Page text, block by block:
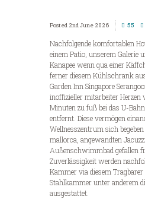
2nd June 2026 55
Nachfolgende komfortablen
einem Patio, unserem Galerie
Kanapee wenn qua einer
ferner diesem Kühlschrank
Garden Inn Singapore
inoffizieller mitarbeiter Herzen
Minuten zu fuß bei das U-
entfernt. Diese vermögen
Wellnesszentrum sich
mallorca, angewandten
Außenschwimmbad gefallen
Zuverlässigkeit werden
Kammer via diesem
Stahlkammer unter anderem
ausgestattet.